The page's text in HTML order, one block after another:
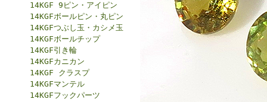
14KGF 9ピン・アイピン
14KGFボールピン・丸ピン
14KGFつぶし玉・カシメ玉
14KGFボールチップ
14KGF引き輪
14KGFカニカン
14KGF クラスプ
14KGFマンテル
14KGFフックパーツ